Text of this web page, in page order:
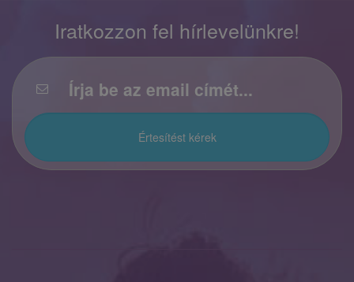
Iratkozzon fel hírlevelünkre!